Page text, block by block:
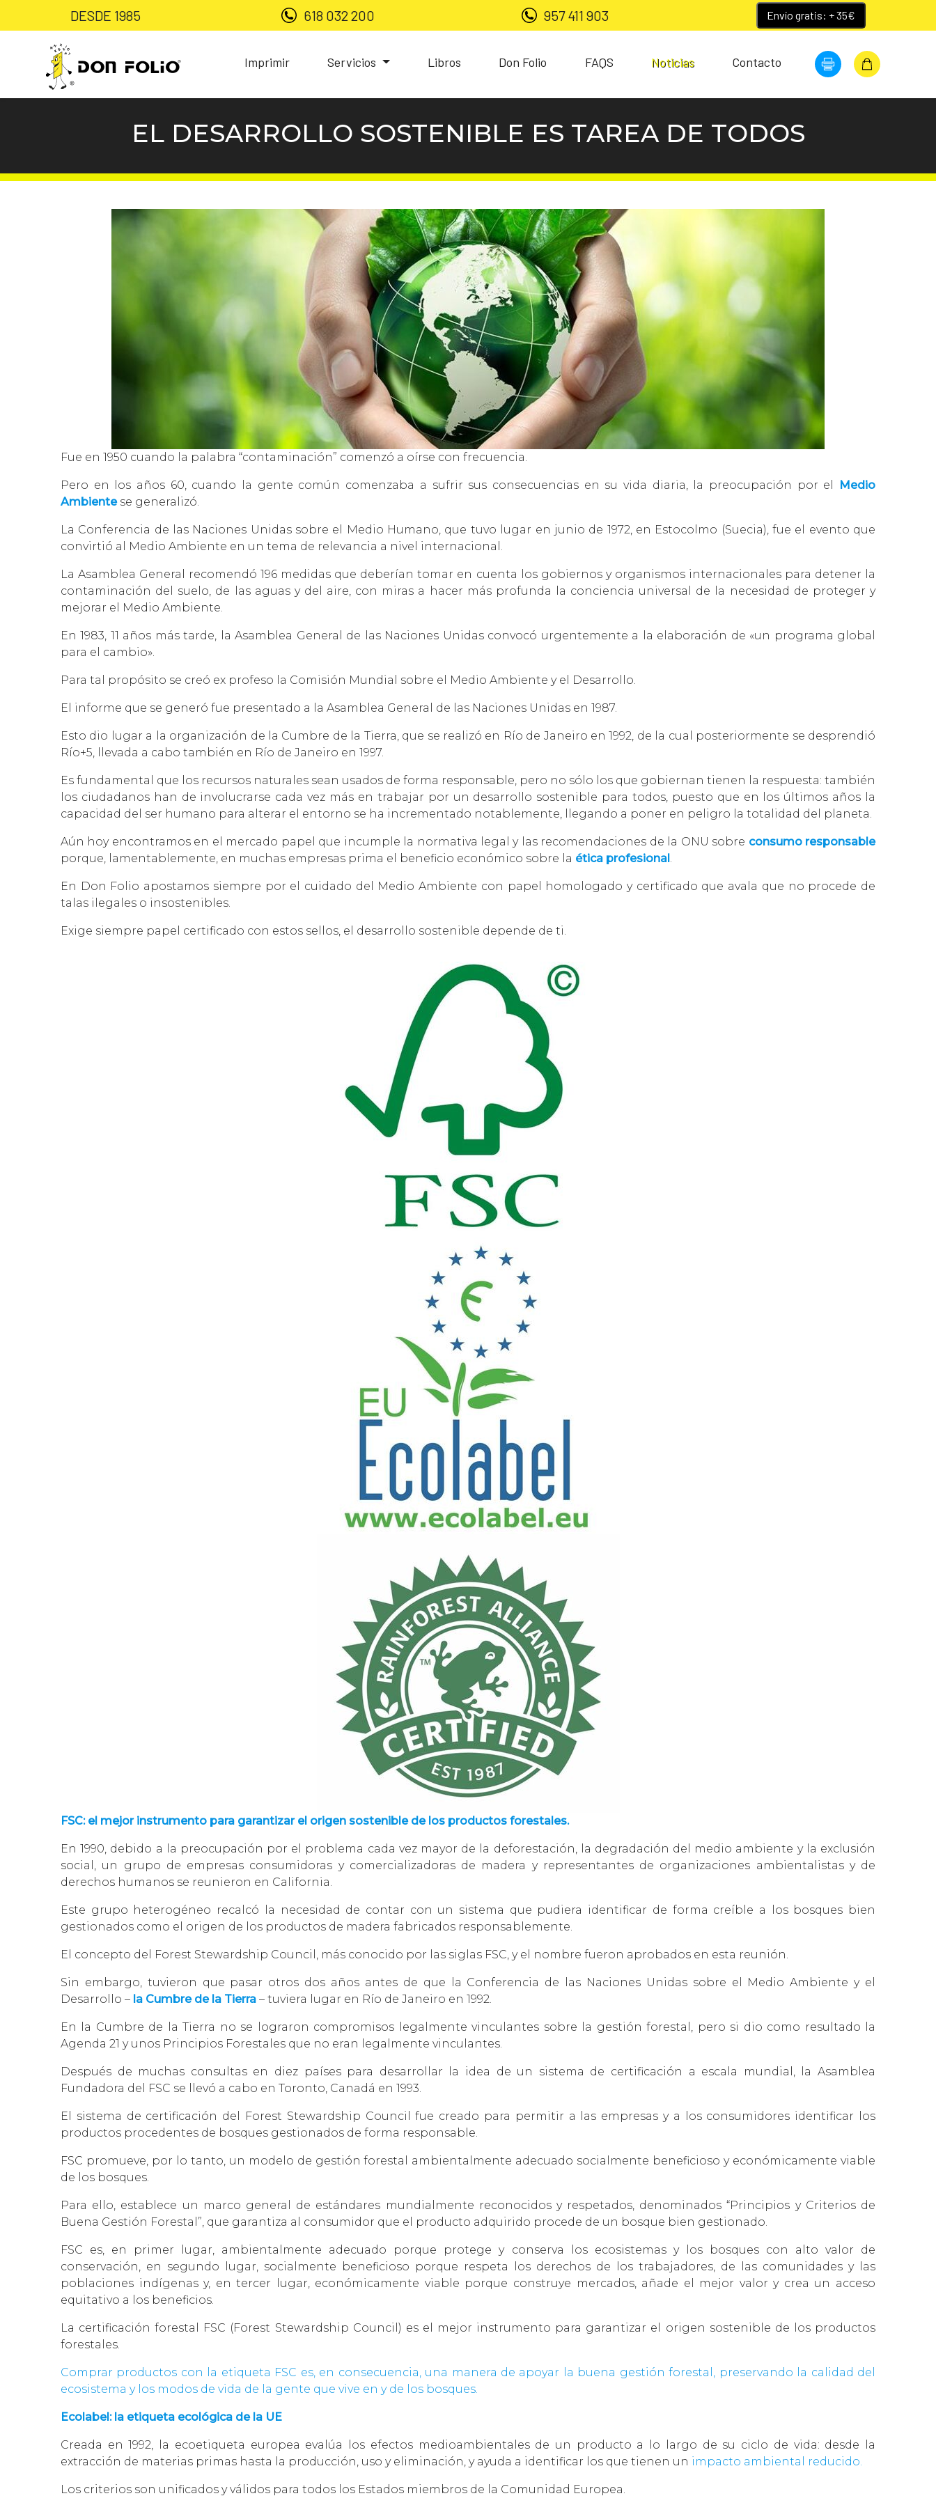
DESDE 1985 618 032 200 957 411 903 Envío gratis: + 35€
Imprimir Servicios Libros Don Folio FAQS Noticias Contacto
EL DESARROLLO SOSTENIBLE ES TAREA DE TODOS
Fue en 1950 cuando la palabra “contaminación” comenzó a oírse con frecuencia.
Pero en los años 60, cuando la gente común comenzaba a sufrir sus consecuencias en su vida diaria, la preocupación por el
Medio
Ambientese generalizó.
La Conferencia de las Naciones Unidas sobre el Medio Humano, que tuvo lugar en junio de 1972, en Estocolmo (Suecia), fue el evento que
convirtió al Medio Ambiente en un tema de relevancia a nivel internacional.
La Asamblea General recomendó 196 medidas que deberían tomar en cuenta los gobiernos y organismos internacionales para detener la
contaminación del suelo, de las aguas y del aire, con miras a hacer más profunda la conciencia universal de la necesidad de proteger y
mejorar el Medio Ambiente.
En 1983, 11 años más tarde, la Asamblea General de las Naciones Unidas convocó urgentemente a la elaboración de «un programa global
para el cambio».
Para tal propósito se creó ex profeso la Comisión Mundial sobre el Medio Ambiente y el Desarrollo.
El informe que se generó fue presentado a la Asamblea General de las Naciones Unidas en 1987.
Esto dio lugar a la organización de la Cumbre de la Tierra, que se realizó en Río de Janeiro en 1992, de la cual posteriormente se desprendió
Río+5, llevada a cabo también en Río de Janeiro en 1997.
Es fundamental que los recursos naturales sean usados de forma responsable, pero no sólo los que gobiernan tienen la respuesta: también
los ciudadanos han de involucrarse cada vez más en trabajar por un desarrollo sostenible para todos, puesto que en los últimos años la
capacidad del ser humano para alterar el entorno se ha incrementado notablemente, llegando a poner en peligro la totalidad del planeta.
Aún hoy encontramos en el mercado papel que incumple la normativa legal y las recomendaciones de la ONU sobre consumo responsable
porque, lamentablemente, en muchas empresas prima el beneficio económico sobre la ética profesional.
En Don Folio apostamos siempre por el cuidado del Medio Ambiente con papel homologado y certificado que avala que no procede de
talas ilegales o insostenibles.
Exige siempre papel certificado con estos sellos, el desarrollo sostenible depende de ti.
FSC: el mejor instrumento para garantizar el origen sostenible de los productos forestales.
En 1990, debido a la preocupación por el problema cada vez mayor de la deforestación, la degradación del medio ambiente y la exclusión
social, un grupo de empresas consumidoras y comercializadoras de madera y representantes de organizaciones ambientalistas y de
derechos humanos se reunieron en California.
Este grupo heterogéneo recalcó la necesidad de contar con un sistema que pudiera identificar de forma creíble a los bosques bien
gestionados como el origen de los productos de madera fabricados responsablemente.
El concepto del Forest Stewardship Council, más conocido por las siglas FSC, y el nombre fueron aprobados en esta reunión.
Sin embargo, tuvieron que pasar otros dos años antes de que la Conferencia de las Naciones Unidas sobre el Medio Ambiente y el
Desarrollo – la Cumbre de la Tierra – tuviera lugar en Río de Janeiro en 1992.
En la Cumbre de la Tierra no se lograron compromisos legalmente vinculantes sobre la gestión forestal, pero si dio como resultado la
Agenda 21 y unos Principios Forestales que no eran legalmente vinculantes.
Después de muchas consultas en diez países para desarrollar la idea de un sistema de certificación a escala mundial, la Asamblea
Fundadora del FSC se llevó a cabo en Toronto, Canadá en 1993.
El sistema de certificación del Forest Stewardship Council fue creado para permitir a las empresas y a los consumidores identificar los
productos procedentes de bosques gestionados de forma responsable.
FSC promueve, por lo tanto, un modelo de gestión forestal ambientalmente adecuado socialmente beneficioso y económicamente viable
de los bosques.
Para ello, establece un marco general de estándares mundialmente reconocidos y respetados, denominados “Principios y Criterios de
Buena Gestión Forestal”, que garantiza al consumidor que el producto adquirido procede de un bosque bien gestionado.
FSC es, en primer lugar, ambientalmente adecuado porque protege y conserva los ecosistemas y los bosques con alto valor de
conservación, en segundo lugar, socialmente beneficioso porque respeta los derechos de los trabajadores, de las comunidades y las
poblaciones indígenas y, en tercer lugar, económicamente viable porque construye mercados, añade el mejor valor y crea un acceso
equitativo a los beneficios.
La certificación forestal FSC (Forest Stewardship Council) es el mejor instrumento para garantizar el origen sostenible de los productos
forestales.
Comprar productos con la etiqueta FSC es, en consecuencia, una manera de apoyar la buena gestión forestal, preservando la calidad del
ecosistema y los modos de vida de la gente que vive en y de los bosques.
Ecolabel: la etiqueta ecológica de la UE
Creada en 1992, la ecoetiqueta europea evalúa los efectos medioambientales de un producto a lo largo de su ciclo de vida: desde la
extracción de materias primas hasta la producción, uso y eliminación, y ayuda a identificar los que tienen un impacto ambiental reducido.
Los criterios son unificados y válidos para todos los Estados miembros de la Comunidad Europea.